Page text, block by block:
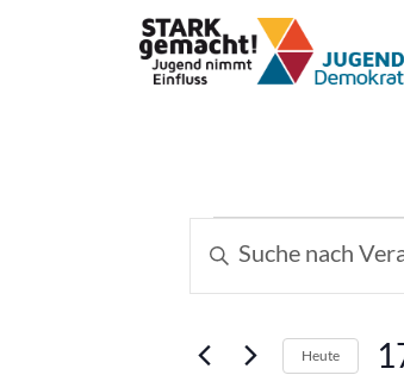
für
17.
Suche
und
Bitte
nach
Heute